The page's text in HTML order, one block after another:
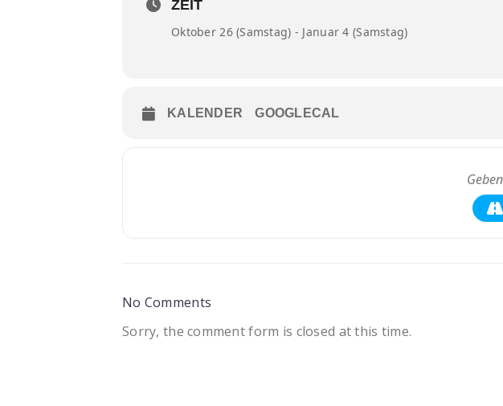
Sonntag, 22.12.24 von 14-17 Uhr
Freitag, 27.12.24 von 14-17 Uhr
Sonnabend, 28.12.24 von 10-17 Uhr
ZEIT
Oktober 26 (Samstag) - Januar 4 (Samstag)
KALENDER GOOGLECAL
No Comments
Sorry, the comment form is closed at this time.